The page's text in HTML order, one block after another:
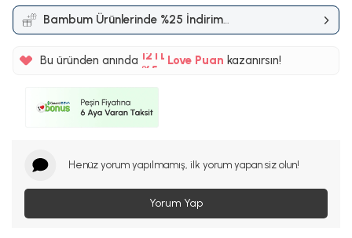
Bambum Ürünlerinde %25 İndirim
Kampanyası
Bu üründen anında
%5
%5 Love Puankazanırsın!
Henüz yorum yapılmamış, ilk yorum yapan siz olun!
Yorum Yap